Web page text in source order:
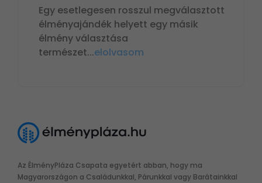
Egy esetlegesen rosszul megválasztott
élményajándék helyett egy másik
élmény választása
természet...elolvasom
Az ÉlményPláza Csapata egyetért abban, hogy ma
Magyarországon a Családunkkal, Párunkkal vagy Barátainkkal